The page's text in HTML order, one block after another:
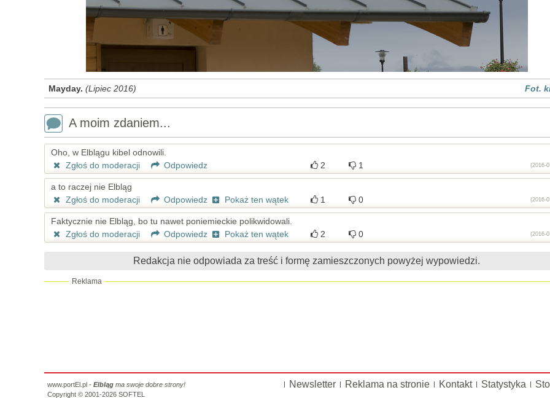
Mayday. (Lipiec 2016) Fot.
A moim zdaniem...
Oho, w Elblągu kibel odnowili.
Zgłoś do moderacji
Odpowiedz 2 1 (2016-
a to raczej nie Elbląg
Zgłoś do moderacji
Odpowiedz Pokaż ten wątek 1 0 (2016-
Faktycznie nie Elbląg, bo tu nawet poniemieckie polikwidowali.
Zgłoś do moderacji
Odpowiedz Pokaż ten wątek 2 0 (2016-
Redakcja nie odpowiada za treść i formę zamieszczonych powyżej wypowiedzi.
Reklama
Newsletter Reklama na stronie Kontakt Statystyka
www.portEl.pl - Elbląg ma swoje dobre strony!
Copyright © 2001-2026 SOFTEL